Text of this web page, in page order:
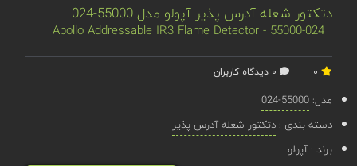
دتکتور شعله آدرس پذیر آپولو مدل 55000-024
Apollo Addressable IR3 Flame Detector - 55000-024
مدل:55000-024
دسته بندی :دتکتور شعله آدرس پذیر
برند :آپولو